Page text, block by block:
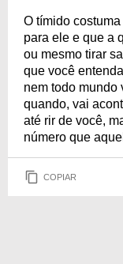
O tímido
para ele e que a
ou mesmo tirar
que você
nem todo mundo
quando, vai
até rir de você,
número que
COPIAR